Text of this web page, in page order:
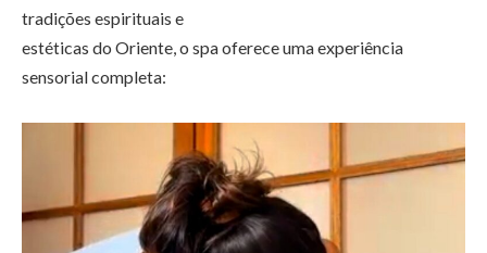
tradições espirituais e
estéticas do Oriente, o spa oferece uma experiência
sensorial completa: